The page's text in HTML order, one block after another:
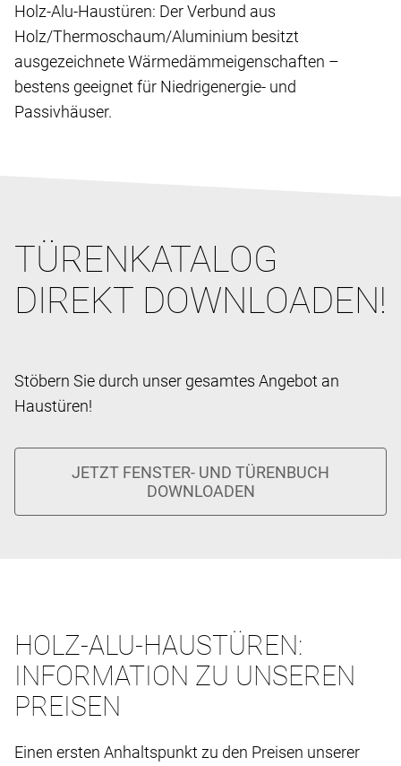
Holz-Alu-Haustüren: Der Verbund aus
Holz/Thermoschaum/Aluminium besitzt
ausgezeichnete Wärmedämmeigenschaften –
bestens geeignet für Niedrigenergie- und
Passivhäuser.
TÜRENKATALOG
DIREKT DOWNLOADEN!
Stöbern Sie durch unser gesamtes Angebot an
Haustüren!
HOLZ-ALU-HAUSTÜREN:
INFORMATION ZU UNSEREN
PREISEN
Einen ersten Anhaltspunkt zu den Preisen unserer